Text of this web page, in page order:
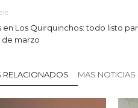
en Los Quirquinchos: todo listo
de marzo
RELACIONADOS MAS